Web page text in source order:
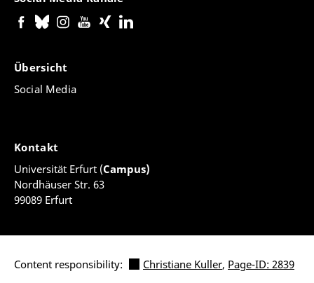
Übersicht
Social Media
Kontakt
Universität Erfurt (Campus)
Nordhäuser Str. 63
99089 Erfurt
Content responsibility: Christiane Kuller, Page-ID: 2839